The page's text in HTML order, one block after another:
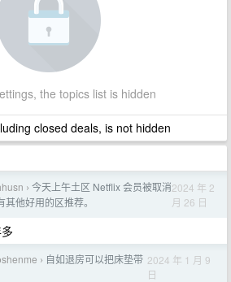
the topics list is hidden
closed deals, is not hidden
› 今天上午土区 Netflix 会员被取消
他好用的区推荐。
2024 年 2
月 26 日
› 自如退房可以把床垫带 2024 年 1 月 9
日